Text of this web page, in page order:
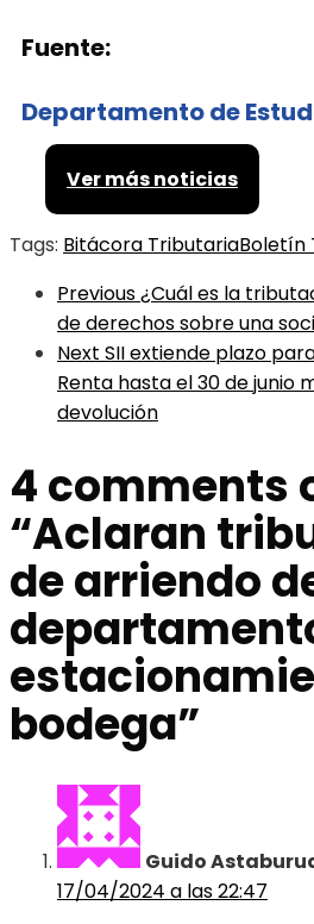
Fuente:
Departamento de
Ver más noticias
Tags: Bitácora TributariaBoletín
Previous¿Cuál es la
de derechos sobre una
Next SII extiende plazo
Renta hasta el 30 de junio
devolución
4 comments
“Aclaran
de arriendo
bodega”
Guido
17/04/2024 a las 22:47